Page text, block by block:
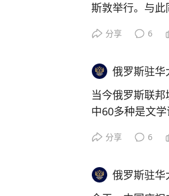
斯敦举行。与
外部边界以内以
与开发活动。
公约明确规定
会员国的遵守。
分享 6
俄罗斯驻华
当今俄罗斯联
中60多种是文学
自2016年起，
语。系列丛书《
分享 6
俄罗斯驻华